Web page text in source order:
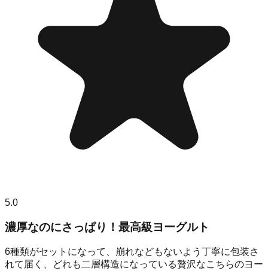
5.0
濃厚なのにさっぱり！最高級ヨーグルト
6種類がセットになって、崩れなどもないよう丁寧に包装さ
れて届く、どれも二層構造になっている贅沢なこちらのヨー